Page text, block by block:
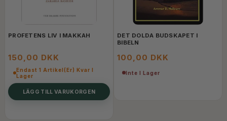
PROFETENS LIV I MAKKAH
150,00 DKK
Endast 1 Artikel(er) Kvar I
Lager
LÄGG TILL VARUKORGEN
DET DOLDA BUDSKAPET I
BIBELN
100,00 DKK
Inte I Lager